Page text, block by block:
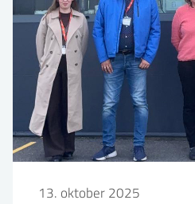
13. oktober 2025